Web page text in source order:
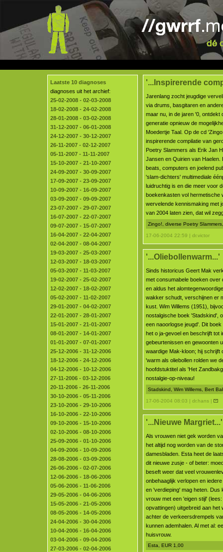
Laatste 10 diagnoses
diagnoses uit het archief:
25-02-2008 - 02-03-2008
18-02-2008 - 24-02-2008
28-01-2008 - 03-02-2008
31-12-2007 - 06-01-2008
24-12-2007 - 30-12-2007
26-11-2007 - 02-12-2007
05-11-2007 - 11-11-2007
15-10-2007 - 21-10-2007
24-09-2007 - 30-09-2007
17-09-2007 - 23-09-2007
10-09-2007 - 16-09-2007
03-09-2007 - 09-09-2007
23-07-2007 - 29-07-2007
16-07-2007 - 22-07-2007
09-07-2007 - 15-07-2007
16-04-2007 - 22-04-2007
02-04-2007 - 08-04-2007
19-03-2007 - 25-03-2007
12-03-2007 - 18-03-2007
05-03-2007 - 11-03-2007
19-02-2007 - 25-02-2007
12-02-2007 - 18-02-2007
05-02-2007 - 11-02-2007
29-01-2007 - 04-02-2007
22-01-2007 - 28-01-2007
15-01-2007 - 21-01-2007
08-01-2007 - 14-01-2007
01-01-2007 - 07-01-2007
25-12-2006 - 31-12-2006
18-12-2006 - 24-12-2006
04-12-2006 - 10-12-2006
27-11-2006 - 03-12-2006
20-11-2006 - 26-11-2006
30-10-2006 - 05-11-2006
23-10-2006 - 29-10-2006
16-10-2006 - 22-10-2006
09-10-2006 - 15-10-2006
02-10-2006 - 08-10-2006
25-09-2006 - 01-10-2006
04-09-2006 - 10-09-2006
28-08-2006 - 03-09-2006
26-06-2006 - 02-07-2006
12-06-2006 - 18-06-2006
05-06-2006 - 11-06-2006
29-05-2006 - 04-06-2006
15-05-2006 - 21-05-2006
08-05-2006 - 14-05-2006
24-04-2006 - 30-04-2006
10-04-2006 - 16-04-2006
03-04-2006 - 09-04-2006
27-03-2006 - 02-04-2006
'...Inspirerende
Jarenlang zocht jeugdige
via drums, basgitaren en
maar nu, in de jaren '0, ontdekt
generatie opnieuw de
Moedertje Taal. Op de cd
inspirerende compilatie van
Poetry Slammers als Erik Jan
Jansen en Quirien van Haelen.
beats, computers en joelend
'slam-dichters' multimediale
luidruchtig is en die meer voor
boekenkasten vol hermetische
wervelende kennismaking met
van 2004 laten zien, dat wil
Zingo!, diverse Poetry
17-06-2004 22:59 | dr.victor
'...Oliebollenwarm...'
Sinds historicus Geert Mak
met consumabele boeken over
en aldus het
wakker schudt, verschijnen er
kust. Wim Willems (1951),
nostalgische boek 'Stadskind',
een naoorlogse jeugd'. Dit
het o ja-gevoel en beschrijft tot
gebeurtenissen en gewoonten
waardige Mak-kloon; hij schrijft
'warm als oliebollen rolden we
hoofdstuktitel als 'Het
nostalgie-op-niveau!
Stadskind, Wim Willems, Bert
17-06-2004 08:03 | dr.hans |
'...Nieuwe Margriet...'
Als vrouwen niet gek worden
het altijd nog worden van de
damesbladen. Esta heet de
dit nieuwe zusje - of beter:
beseft weer dat veel
onbehaaglijk verlopen en
en 'verdieping' mag heten. Dus
vrouw met een 'eigen stijl'
opvattingen) uitgebreid aan het
achter de verkeersdrempels
kunnen ademhalen. Al met al:
huisvrouw.
Esta, EUR 1,00